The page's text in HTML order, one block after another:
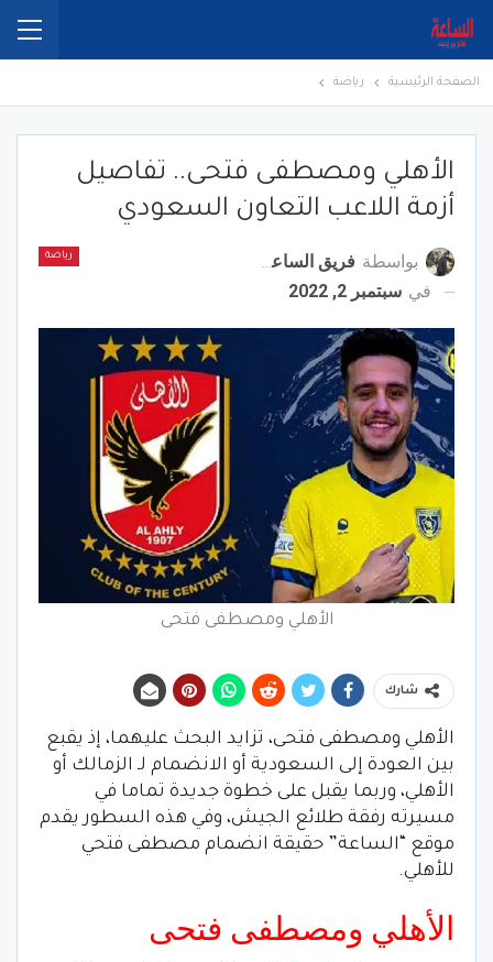
الصفحة الرئيسية رياضة
الأهلي ومصطفى فتحى.. تفاصيل
أزمة اللاعب التعاون السعودي
رياضة بواسطة فريق الساعة برس
في سبتمبر 2, 2022
الأهلي ومصطفى فتحى
شارك
الأهلي ومصطفى فتحى، تزايد البحث عليهما، إذ يقبع
بين العودة إلى السعودية أو الانضمام لـ الزمالك أو
الأهلي، وربما يقبل على خطوة جديدة تماما في
مسيرته رفقة طلائع الجيش، وفي هذه السطور يقدم
موقع “الساعة” حقيقة انضمام مصطفى فتحي
للأهلي.
الأهلي ومصطفى فتحى